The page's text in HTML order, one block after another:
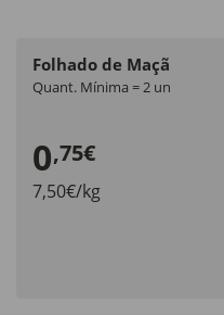
Folhado de Maçã
Quant. Mínima = 2 un
0,75€
7,50€/kg